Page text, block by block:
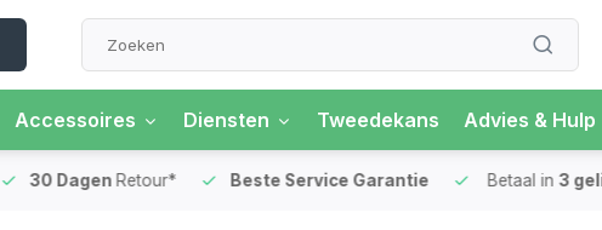
Accessoires Diensten Tweedekans Advies & Hulp
30 DagenRetour* Beste Service Garantie Betaal in 3